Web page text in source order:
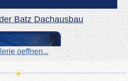
Batz Dachausbau
oeffnen...